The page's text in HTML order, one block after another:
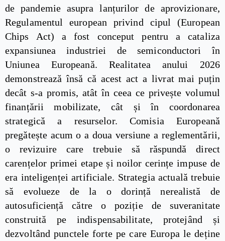
de pandemie asupra lanțurilor de aprovizionare,
Regulamentul european privind cipul (European
Chips Act) a fost conceput pentru a cataliza
expansiunea industriei de semiconductori în
Uniunea Europeană. Realitatea anului 2026
demonstrează însă că acest act a livrat mai puțin
decât s-a promis, atât în ceea ce privește volumul
finanțării mobilizate, cât și în coordonarea
strategică a resurselor. Comisia Europeană
pregătește acum o a doua versiune a reglementării,
o revizuire care trebuie să răspundă direct
carențelor primei etape și noilor cerințe impuse de
era inteligenței artificiale. Strategia actuală trebuie
să evolueze de la o dorință nerealistă de
autosuficiență către o poziție de suveranitate
construită pe indispensabilitate, protejând și
dezvoltând punctele forte pe care Europa le deține